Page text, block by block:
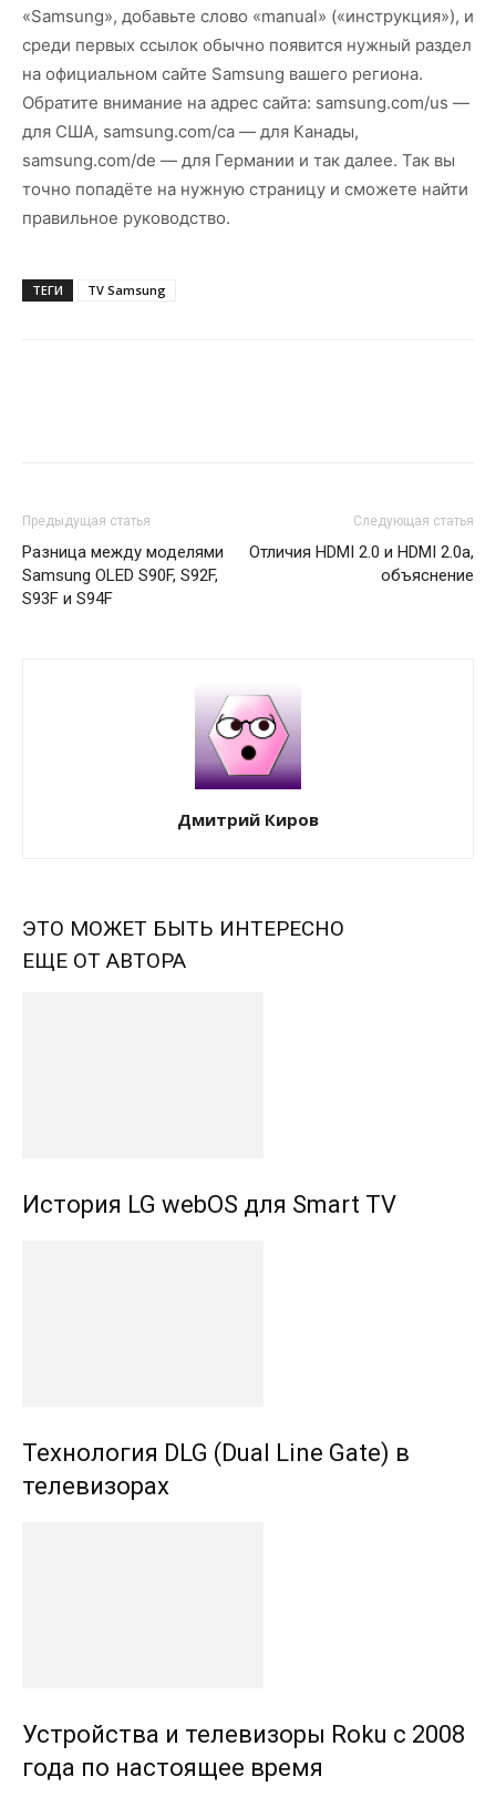
«Samsung», добавьте слово «manual» («инструкция»), и
среди первых ссылок обычно появится нужный раздел
на официальном сайте Samsung вашего региона.
Обратите внимание на адрес сайта: samsung.com/us —
для США, samsung.com/ca — для Канады,
samsung.com/de — для Германии и так далее. Так вы
точно попадёте на нужную страницу и сможете найти
правильное руководство.
ТЕГИ TV Samsung
Предыдущая статья
Разница между моделями
Samsung OLED S90F, S92F,
S93F и S94F
Следующая статья
Отличия HDMI 2.0 и HDMI 2.0a,
объяснение
Дмитрий Киров
ЭТО МОЖЕТ БЫТЬ ИНТЕРЕСНО
ЕЩЕ ОТ АВТОРА
История LG webOS для Smart TV
Технология DLG (Dual Line Gate) в
телевизорах
Устройства и телевизоры Roku с 2008
года по настоящее время